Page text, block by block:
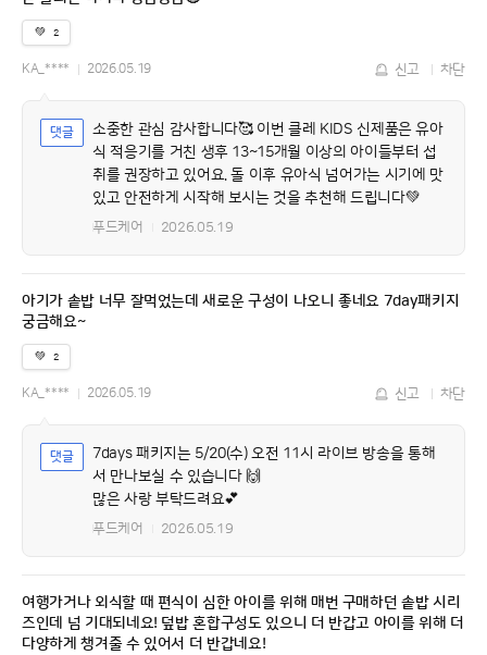
💚 2
KA_**** 2026.05.19 신고 차단
소중한 관심 감사합니다🥰 이번 클레 KIDS 신제품은 유아
식 적응기를 거친 생후 13~15개월 이상의 아이들부터 섭
취를 권장하고 있어요. 돌 이후 유아식 넘어가는 시기에 맛
있고 안전하게 시작해 보시는 것을 추천해 드립니다💚
푸드케어 2026.05.19
아기가 솥밥 너무 잘먹었는데 새로운 구성이 나오니 좋네요 7day패키지
궁금해요~
💚 2
KA_**** 2026.05.19 신고 차단
7days 패키지는 5/20(수) 오전 11시 라이브 방송을 통해
서 만나보실 수 있습니다 🙌
많은 사랑 부탁드려요💕
푸드케어 2026.05.19
여행가거나 외식할 때 편식이 심한 아이를 위해 매번 구매하던 솥밥 시리
즈인데 넘 기대되네요! 덮밥 혼합구성도 있으니 더 반갑고 아이를 위해 더
다양하게 챙겨줄 수 있어서 더 반갑네요!